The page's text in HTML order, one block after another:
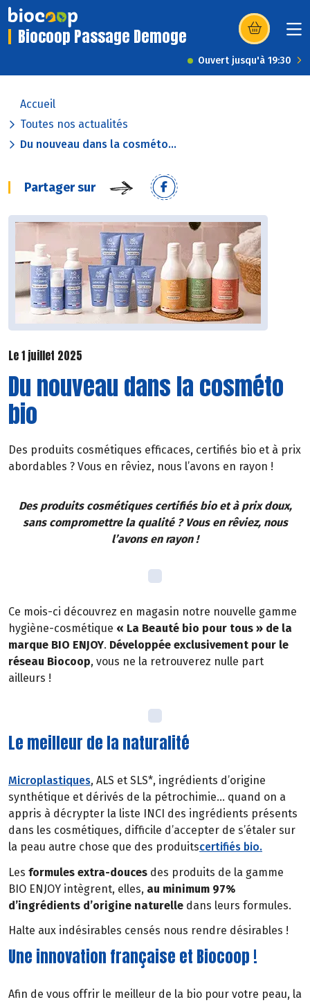
Biocoop Passage Demoge (s’ouvre dans
Ouvert jusqu'à 19:30
Accueil
Toutes nos actualités
Du nouveau dans la cosméto...
Partager sur
Le 1 juillet 2025
Du nouveau dans la cosméto
bio
Des produits cosmétiques efficaces, certifiés bio et à prix
abordables ? Vous en rêviez, nous l’avons en rayon !
Des produits cosmétiques certifiés bio et à prix doux,
sans compromettre la qualité ? Vous en rêviez, nous
l’avons en rayon !
Ce mois-ci découvrez en magasin notre nouvelle gamme
hygiène-cosmétique « La Beauté bio pour tous » de la
marque BIO ENJOY. Développée exclusivement pour le
réseau Biocoop, vous ne la retrouverez nulle part
ailleurs !
Le meilleur de la naturalité
Microplastiques, ALS et SLS*, ingrédients d’origine
synthétique et dérivés de la pétrochimie… quand on a
appris à décrypter la liste INCI des ingrédients présents
dans les cosmétiques, difficile d’accepter de s’étaler sur
la peau autre chose que des produitscertifiés bio.
Les formules extra-douces des produits de la gamme
BIO ENJOY intègrent, elles, au minimum 97%
d’ingrédients d’origine naturelle dans leurs formules.
Halte aux indésirables censés nous rendre désirables !
Une innovation française et Biocoop !
Afin de vous offrir le meilleur de la bio pour votre peau, la